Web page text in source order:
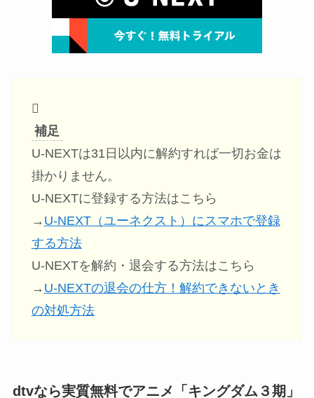
補足
U-NEXTは31日以内に解約すれば一切お金は
掛かりません。
U-NEXTに登録する方法はこちら
→ U-NEXT（ユーネクスト）にスマホで登録
する方法
U-NEXTを解約・退会する方法はこちら
→ U-NEXTの退会の仕方！解約できないとき
の対処方法
dtvなら実質無料でアニメ「キングダム３期」